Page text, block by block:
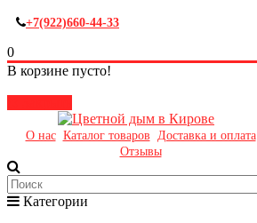
+7(922)660-44-33
0
В корзине пусто!
О нас Каталог товаров Доставка и оплата
Отзывы
Категории